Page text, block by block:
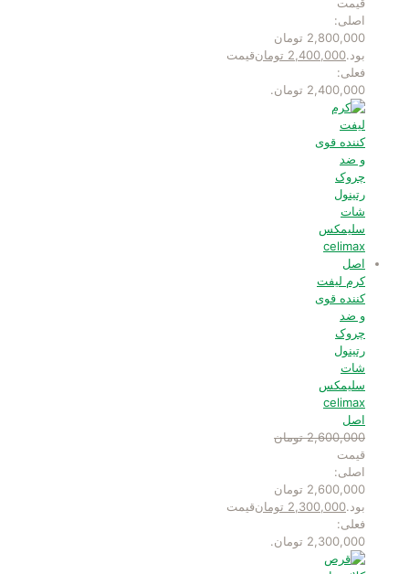
اصلی:
2,800,000 تومان
بود.2,400,000 تومانقیمت
فعلی:
2,400,000 تومان.
کرم لیفت
کننده قوی
و ضد
چروک
رتینول
شات
سلیمکس
celimax
اصل
2,600,000 تومان
قیمت
اصلی:
2,600,000 تومان
بود.2,300,000 تومانقیمت
فعلی:
2,300,000 تومان.